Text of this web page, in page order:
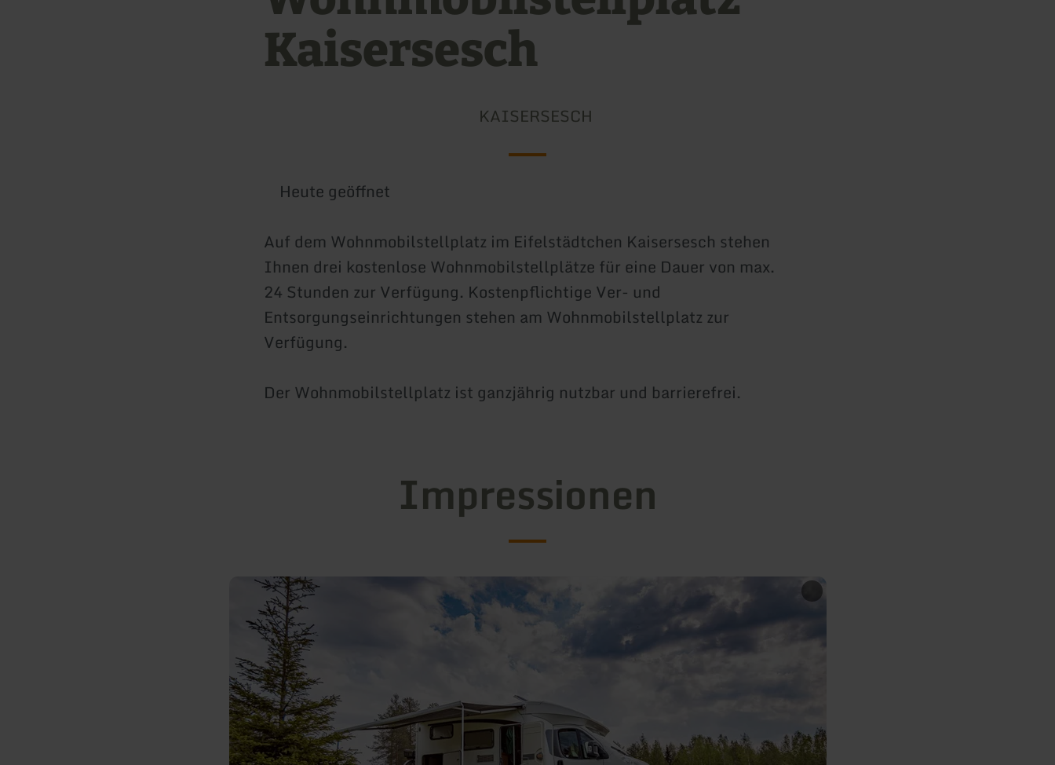
Kaisersesch
KAISERSESCH
Heute geöffnet
Auf dem Wohnmobilstellplatz im Eifelstädtchen Kaisersesch stehen
Ihnen drei kostenlose Wohnmobilstellplätze für eine Dauer von max.
24 Stunden zur Verfügung. Kostenpflichtige Ver- und
Entsorgungseinrichtungen stehen am Wohnmobilstellplatz zur
Verfügung.
Der Wohnmobilstellplatz ist ganzjährig nutzbar und barrierefrei.
Impressionen